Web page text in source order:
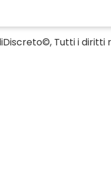
Tutti i diritti